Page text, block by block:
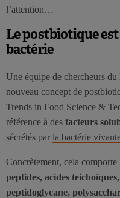
l’attention…
Le postbiotique
bactérie
Une équipe de chercheurs
nouveau concept de
Trends in Food Science &
référence à des facteurs
sécrétés par la bactérie
Concrètement, cela comporte
peptides, acides
peptidoglycane,